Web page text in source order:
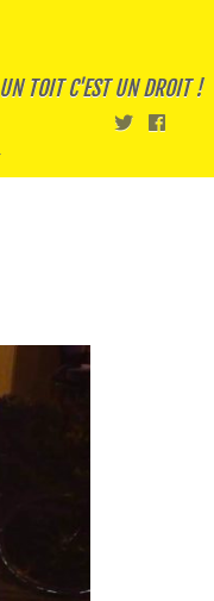
UN TOIT C'EST UN DROIT !